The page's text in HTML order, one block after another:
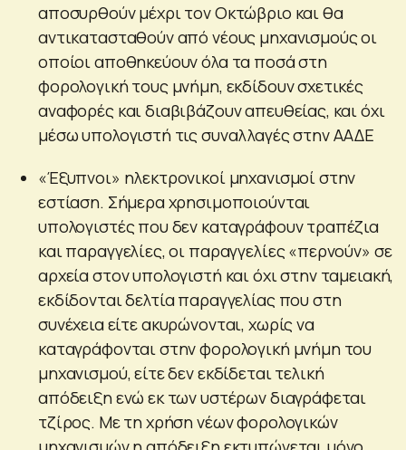
αποσυρθούν μέχρι τον Οκτώβριο και θα
αντικατασταθούν από νέους μηχανισμούς οι
οποίοι αποθηκεύουν όλα τα ποσά στη
φορολογική τους μνήμη, εκδίδουν σχετικές
αναφορές και διαβιβάζουν απευθείας, και όχι
μέσω υπολογιστή τις συναλλαγές στην ΑΑΔΕ
«Έξυπνοι» ηλεκτρονικοί μηχανισμοί στην
εστίαση. Σήμερα χρησιμοποιούνται
υπολογιστές που δεν καταγράφουν τραπέζια
και παραγγελίες, οι παραγγελίες «περνούν» σε
αρχεία στον υπολογιστή και όχι στην ταμειακή,
εκδίδονται δελτία παραγγελίας που στη
συνέχεια είτε ακυρώνονται, χωρίς να
καταγράφονται στην φορολογική μνήμη του
μηχανισμού, είτε δεν εκδίδεται τελική
απόδειξη ενώ εκ των υστέρων διαγράφεται
τζίρος. Με τη χρήση νέων φορολογικών